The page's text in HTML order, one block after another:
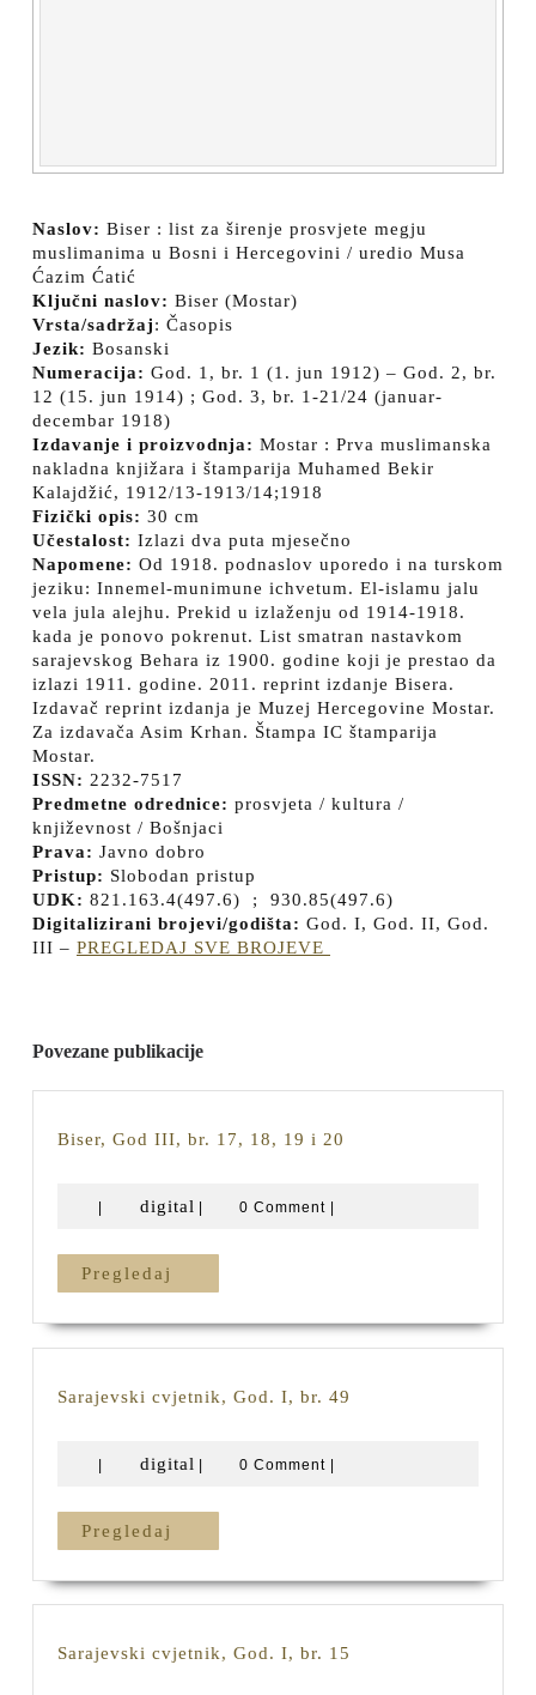
Naslov: Biser : list za širenje prosvjete megju
muslimanima u Bosni i Hercegovini / uredio Musa
Ćazim Ćatić
Ključni naslov: Biser (Mostar)
Vrsta/sadržaj: Časopis
Jezik: Bosanski
Numeracija: God. 1, br. 1 (1. jun 1912) – God. 2, br.
12 (15. jun 1914) ; God. 3, br. 1-21/24 (januar-
decembar 1918)
Izdavanje i proizvodnja: Mostar : Prva muslimanska
nakladna knjižara i štamparija Muhamed Bekir
Kalajdžić, 1912/13-1913/14;1918
Fizički opis: 30 cm
Učestalost: Izlazi dva puta mjesečno
Napomene: Od 1918. podnaslov uporedo i na turskom
jeziku: Innemel-munimune ichvetum. El-islamu jalu
vela jula alejhu. Prekid u izlaženju od 1914-1918.
kada je ponovo pokrenut. List smatran nastavkom
sarajevskog Behara iz 1900. godine koji je prestao da
izlazi 1911. godine. 2011. reprint izdanje Bisera.
Izdavač reprint izdanja je Muzej Hercegovine Mostar.
Za izdavača Asim Krhan. Štampa IC štamparija
Mostar.
ISSN: 2232-7517
Predmetne odrednice: prosvjeta / kultura /
književnost / Bošnjaci
Prava: Javno dobro
Pristup: Slobodan pristup
UDK: 821.163.4(497.6) ; 930.85(497.6)
Digitalizirani brojevi/godišta: God. I, God. II, God.
III – PREGLEDAJ SVE BROJEVE
Povezane publikacije
Biser, God III, br. 17, 18, 19 i 20
digital digital0 Comment
Pregledaj
Sarajevski cvjetnik, God. I, br. 49
| digital digital
| 0 Comment |
Pregledaj
Sarajevski cvjetnik, God. I, br. 15